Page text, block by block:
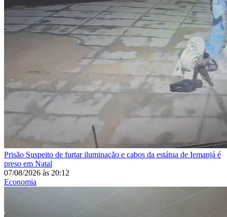
Prisão Suspeito de furtar iluminação e cabos da estátua de Iemanjá é
preso em Natal
07/08/2026 às 20:12
Economia